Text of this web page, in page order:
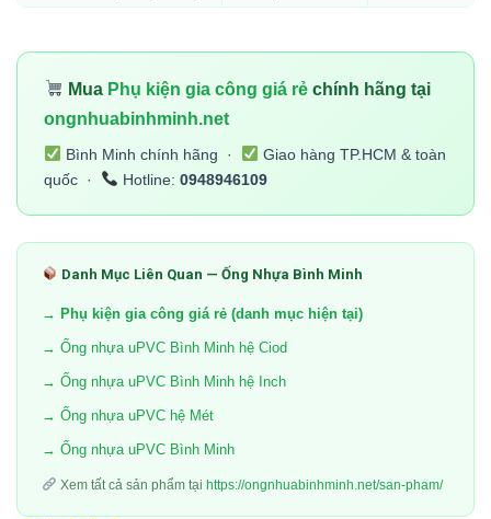
Mua Phụ kiện gia công giá rẻ chính hãng tại
ongnhuabinhminh.net
Bình Minh chính hãng ·
Giao hàng TP.HCM & toàn
quốc ·
Hotline: 0948946109
Danh Mục Liên Quan — Ống Nhựa Bình Minh
→ Phụ kiện gia công giá rẻ (danh mục hiện tại)
→ Ống nhựa uPVC Bình Minh hệ Ciod
→ Ống nhựa uPVC Bình Minh hệ Inch
→ Ống nhựa uPVC hệ Mét
→ Ống nhựa uPVC Bình Minh
Xem tất cả sản phẩm tại https://ongnhuabinhminh.net/san-pham/